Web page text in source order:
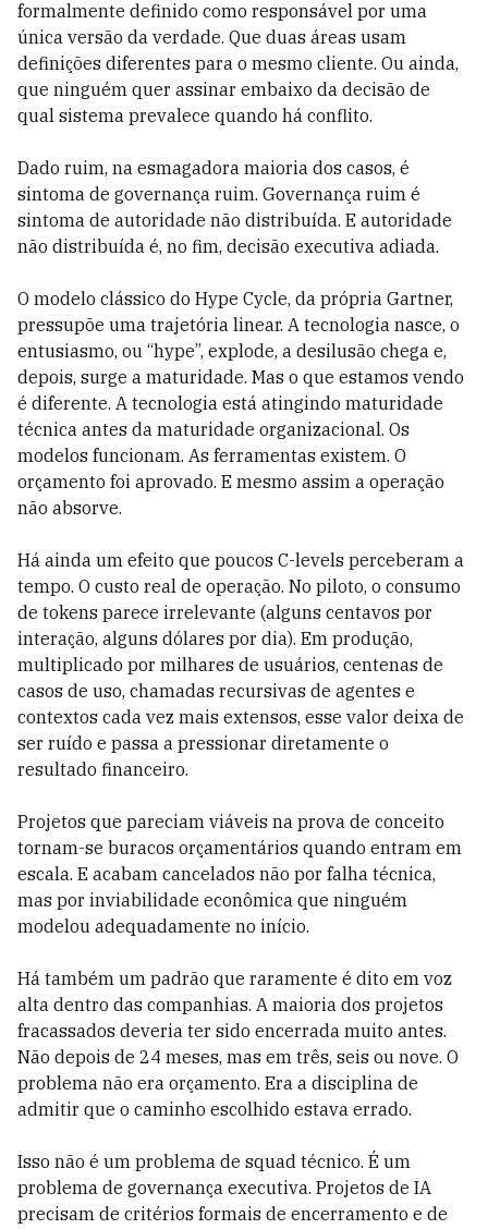
formalmente definido como responsável por uma
única versão da verdade. Que duas áreas usam
definições diferentes para o mesmo cliente. Ou ainda,
que ninguém quer assinar embaixo da decisão de
qual sistema prevalece quando há conflito.
Dado ruim, na esmagadora maioria dos casos, é
sintoma de governança ruim. Governança ruim é
sintoma de autoridade não distribuída. E autoridade
não distribuída é, no fim, decisão executiva adiada.
O modelo clássico do Hype Cycle, da própria Gartner,
pressupõe uma trajetória linear. A tecnologia nasce, o
entusiasmo, ou “hype”, explode, a desilusão chega e,
depois, surge a maturidade. Mas o que estamos vendo
é diferente. A tecnologia está atingindo maturidade
técnica antes da maturidade organizacional. Os
modelos funcionam. As ferramentas existem. O
orçamento foi aprovado. E mesmo assim a operação
não absorve.
Há ainda um efeito que poucos C-levels perceberam a
tempo. O custo real de operação. No piloto, o consumo
de tokens parece irrelevante (alguns centavos por
interação, alguns dólares por dia). Em produção,
multiplicado por milhares de usuários, centenas de
casos de uso, chamadas recursivas de agentes e
contextos cada vez mais extensos, esse valor deixa de
ser ruído e passa a pressionar diretamente o
resultado financeiro.
Projetos que pareciam viáveis na prova de conceito
tornam-se buracos orçamentários quando entram em
escala. E acabam cancelados não por falha técnica,
mas por inviabilidade econômica que ninguém
modelou adequadamente no início.
Há também um padrão que raramente é dito em voz
alta dentro das companhias. A maioria dos projetos
fracassados deveria ter sido encerrada muito antes.
Não depois de 24 meses, mas em três, seis ou nove. O
problema não era orçamento. Era a disciplina de
admitir que o caminho escolhido estava errado.
Isso não é um problema de squad técnico. É um
problema de governança executiva. Projetos de IA
precisam de critérios formais de encerramento e de